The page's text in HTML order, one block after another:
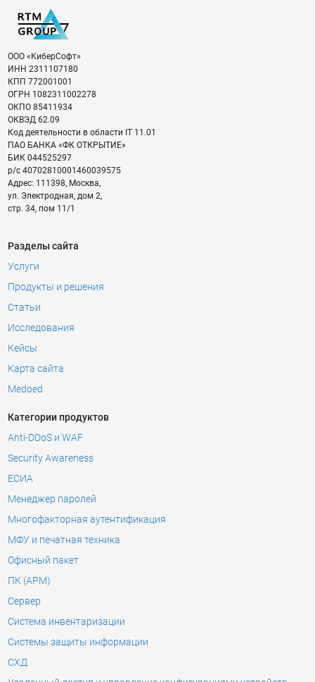
ООО «КиберСофт»
ИНН 2311107180
КПП 772001001
ОГРН 1082311002278
ОКПО 85411934
ОКВЭД 62.09
Код деятельности в области IT 11.01
ПАО БАНКА «ФК ОТКРЫТИЕ»
БИК 044525297
р/с 40702810001460039575
Адрес: 111398, Москва,
ул. Электродная, дом 2,
стр. 34, пом 11/1
Разделы сайта
Услуги
Продукты и решения
Статьи
Исследования
Кейсы
Карта сайта
Medoed
Категории продуктов
Anti-DDoS и WAF
Security Awareness
ЕСИА
Менеджер паролей
Многофакторная аутентификация
МФУ и печатная техника
Офисный пакет
ПК (АРМ)
Сервер
Система инвентаризации
Системы защиты информации
СХД